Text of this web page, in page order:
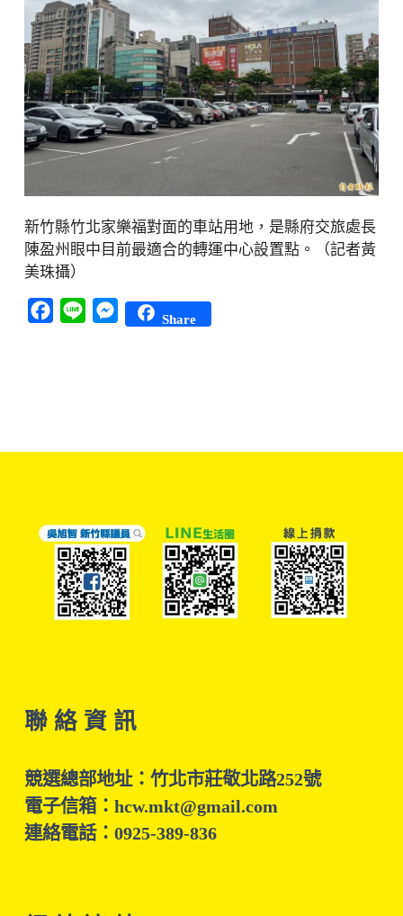
新竹縣竹北家樂福對面的車站用地，是縣府交旅處長
陳盈州眼中目前最適合的轉運中心設置點。（記者黃
美珠攝）
Facebook
Line Messenger
Share
聯 絡 資 訊
競選總部地址：竹北市莊敬北路252號
電子信箱：hcw.mkt@gmail.com
連絡電話：0925-389-836